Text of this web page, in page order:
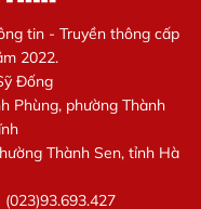
tin - Truyền thông cấp
2022.
Đống
Phùng, phường Thành
Thành Sen, tỉnh Hà